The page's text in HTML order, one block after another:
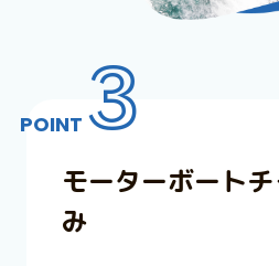
POINT 3
モーターボート
み